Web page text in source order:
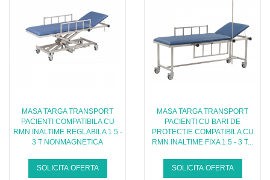
MASA TARGA TRANSPORT
PACIENTI COMPATIBILA CU
RMN INALTIME REGLABILA 1.5 -
3 T NONMAGNETICA
SOLICITA OFERTA
MASA TARGA TRANSPORT
PACIENTI CU BARI DE
PROTECTIE COMPATIBILA CU
RMN INALTIME FIXA 1.5 - 3 T...
SOLICITA OFERTA